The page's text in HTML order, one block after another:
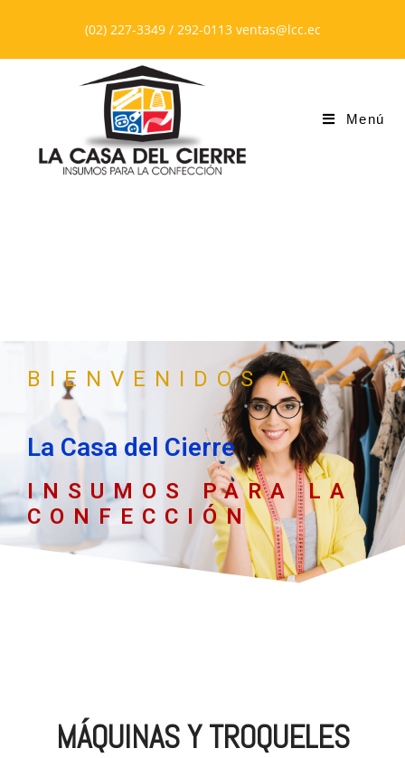
(02) 227-3349 / 292-0113 ventas@lcc.ec
Menú
BIENVENIDOS A
La Casa del Cierre
INSUMOS PARA LA
CONFECCIÓN
MÁQUINAS Y TROQUELES